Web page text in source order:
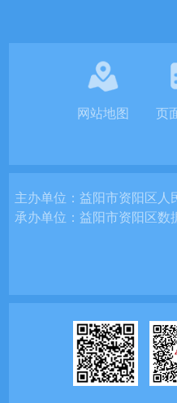
网站地图 页
主办单位：益阳市资阳区人
承办单位：益阳市资阳区数